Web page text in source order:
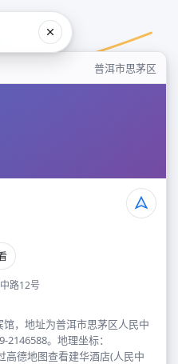
普洱市思茅区
路12号
，地址为普洱市思茅区人民中
2146588。地理坐标：
高德地图查看建华酒店(人民中